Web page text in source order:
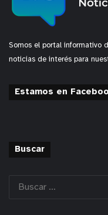
Somos el portal informativo
noticias de interés para
Estamos en
Buscar